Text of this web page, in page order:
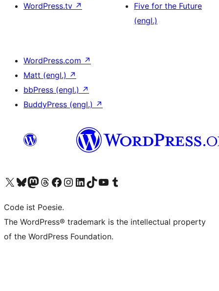
WordPress.tv ↗
Five for the Future
(engl.)
WordPress.com ↗
Matt (engl.) ↗
bbPress (engl.) ↗
BuddyPress (engl.) ↗
Unser X-Konto (früher Twitter) besuchen
Unser Bluesky-Konto besuchen
Unser Mastodon-Konto besuchen
Unser Threads-Konto besuchen
Unsere Facebook-Seite besuchen
Unser Instagram-Konto besuchen
Unser LinkedIn-Konto besuchen
Unser TikTok-Konto besuchen
Unseren YouTube-Kanal besuchen
Unser Tumblr-Konto besuchen
Code ist Poesie.
The WordPress® trademark is the intellectual property
of the WordPress Foundation.